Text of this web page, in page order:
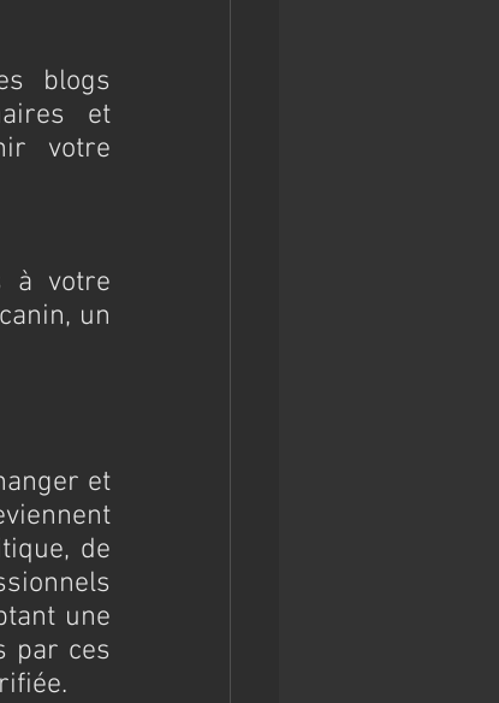
blogs
et
votre
à votre
un
et
de
une
par ces